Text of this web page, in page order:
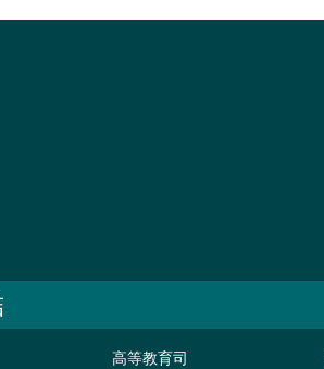
高等教育司